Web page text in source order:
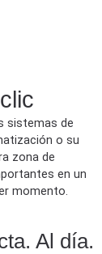
sistemas de
o su
zona de
en un
momento.
Al día.